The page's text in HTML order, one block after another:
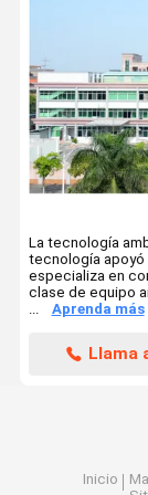
termómetro
La tecnología
tecnología apoyó
especializa en
clase de equipo
...
Aprenda más
Llama
Inicio